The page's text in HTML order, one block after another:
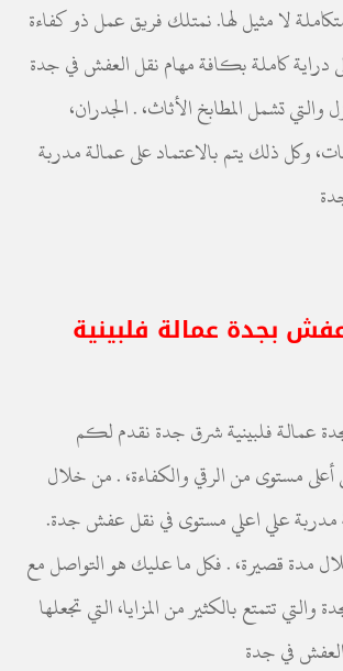
لا مثيل لها. نمتلك فريق عمل ذو كفاءة
دراية كاملة بكافة مهام نقل العفش في جدة
والتي تشمل المطابخ الأثاث، . الجدران،
وكل ذلك يتم بالاعتماد على عمالة مدربة
بجدة عمالة فلبينية
عمالة فلبينية شرق جدة نقدم لكم
مستوى من الرقي والكفاءة، . من خلال
مدربة علي اعلي مستوى في نقل عفش جدة.
مدة قصيرة، . فكل ما عليك هو التواصل مع
تتمتع بالكثير من المزايا، التي تجعلها
في جدة